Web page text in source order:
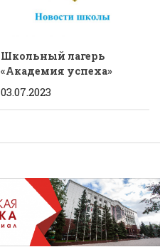
Школьный лагерь
«Академия успеха»
03.07.2023